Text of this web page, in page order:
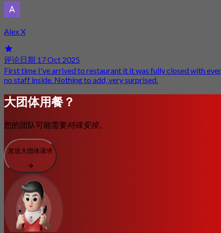
Alex X
评论日期 17 Oct 2025
First time I've arrived to restaurant it it was fully closed with
no staff inside. Nothing to add, very surprised.
大团体用餐？
您的团队可能需要特殊安排。
发送大团体请求